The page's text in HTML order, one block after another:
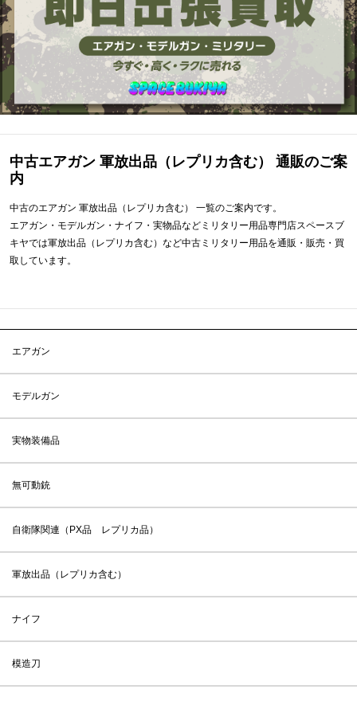
中古エアガン 軍放出品（レプリカ含む） 通販のご案
内
中古のエアガン 軍放出品（レプリカ含む） 一覧のご案内です。
エアガン・モデルガン・ナイフ・実物品などミリタリー用品専門店スペースブ
キヤでは軍放出品（レプリカ含む）など中古ミリタリー用品を通販・販売・買
取しています。
エアガン
モデルガン
実物装備品
無可動銃
自衛隊関連（PX品 レプリカ品）
軍放出品（レプリカ含む）
ナイフ
模造刀